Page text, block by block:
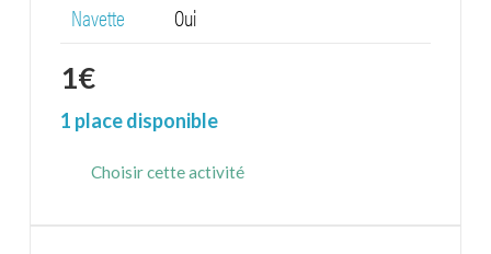
Navette
Oui
1€
1 place disponible
Choisir cette activité